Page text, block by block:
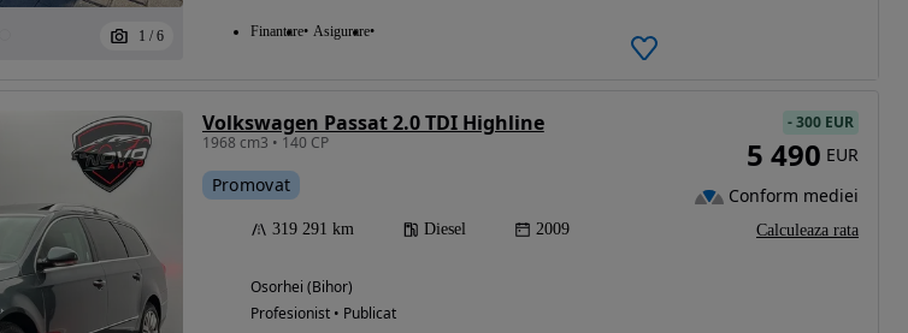
Eligibil pentru
1 / 6 Finantare Asigurare
Volkswagen Passat 2.0 TDI Highline
1968 cm3 • 140 CP
Promovat
319 291 km Diesel 2009
Osorhei (Bihor)
Profesionist • Publicat
-300 EUR
5 490 EUR
Conform mediei
Calculeaza rata